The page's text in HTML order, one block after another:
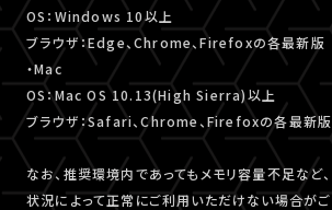
OS：Windows 10以上
ブラウザ：Edge、Chrome、Firefoxの各最新版
・Mac
OS：Mac OS 10.13(High Sierra)以上
ブラウザ：Safari、Chrome、Firefoxの各最新版
なお、推奨環境内であってもメモリ容量不足など
状況によって正常にご利用いただけない場合がご